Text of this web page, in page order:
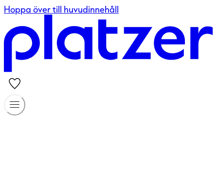
Hoppa över till huvudinnehåll